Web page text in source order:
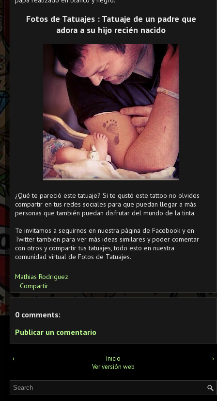
Fotos de Tatuajes : Tatuaje de un padre que
adora a su hijo recién nacido
¿Qué te pareció este tatuaje? Si te gustó este tattoo no olvides
compartir en tus redes sociales para que puedan llegar a más
personas que también puedan disfrutar del mundo de la tinta.
Te invitamos a seguirnos en nuestra página de Facebook y en
Twitter también para ver más ideas similares y poder comentar
con otros y compartir tus tatuajes, todo esto en nuestra
comunidad virtual de Fotos de Tatuajes.
Mathias Rodriguez
Compartir
0 comments:
Publicar un comentario
‹ ›
Inicio
Ver versión web